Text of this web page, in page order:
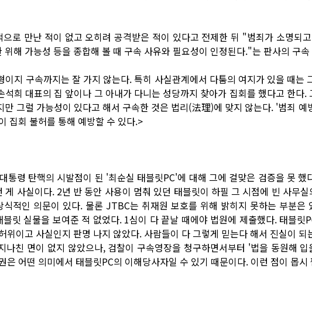
로 만난 적이 없고 오히려 공격받은 적이 있다고 전제한 뒤 "범죄가 소명되
위해 가능성 등을 종합해 볼 때 구속 사유와 필요성이 인정된다."는 판사의 구
이지 구속까지는 잘 가지 않는다. 특히 사실관계에서 다툼의 여지가 있을 때는
석희 대표의 집 앞이나 그 아내가 다니는 성당까지 찾아가 집회를 했다고 한다.
만 그럴 가능성이 있다고 해서 구속한 것은 법리(法理)에 맞지 않는다. '범죄 예
집회 불허를 통해 예방할 수 있다.>
통령 탄핵의 시발점이 된 '최순실 태블릿PC'에 대해 그에 걸맞은 검증을 못 했
게 사실이다. 2년 반 동안 사용이 멈춰 있던 태블릿이 하필 그 시점에 빈 사무
식적인 의문이 있다. 물론 JTBC는 취재원 보호를 위해 밝히지 못하는 부분은
릿 실물을 보여준 적 없었다. 1심이 다 끝날 때에야 법원에 제출했다. 태블릿
위이고 사실인지 판명 나지 않았다. 사람들이 다 그렇게 믿는다 해서 진실이 되
나친 면이 없지 않았으나, 검찰이 구속영장을 청구하면서부터 '법을 동원해
은 어떤 의미에서 태블릿PC의 이해당사자일 수 있기 때문이다. 이런 점이 몹시